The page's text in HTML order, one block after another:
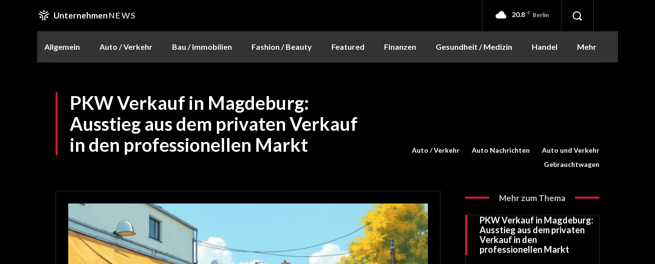
UnternehmenNEWS 20.8 C Berlin
Allgemein Auto / Verkehr Bau / Immobilien Fashion / Beauty Featured Finanzen Gesundheit / Medizin Handel Mehr
PKW Verkauf in Magdeburg:
Ausstieg aus dem privaten Verkauf
in den professionellen Markt
Auto / Verkehr Auto Nachrichten
Auto und Verkehr
Gebrauchtwagen
Mehr zum Thema
PKW Verkauf in Magdeburg:
Ausstieg aus dem privaten
Verkauf in den
professionellen Markt